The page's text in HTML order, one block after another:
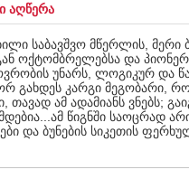
ᲐᲦᲬᲔᲠᲐ
საბავშვო მწერლის,
ოქტომბრელებსა და
უნარს, ლოგიკურ და
გახდეს კარგი მეგობარი,
თავად ამ ადამიანს ვნებს;
წიგნში საოცრად
და ბუნების სიკეთის